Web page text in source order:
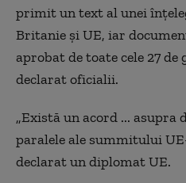
primit un text al unei
Britanie și UE, iar
aprobat de toate cele 27 de
declarat oficialii.
„Există un acord ...
paralele ale summitului
declarat un diplomat UE.